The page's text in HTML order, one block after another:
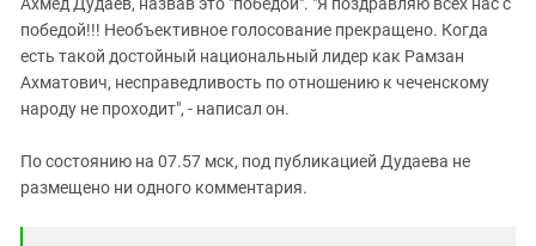
победой!!! Необъективное голосование прекращено. Когда
есть такой достойный национальный лидер как Рамзан
Ахматович, несправедливость по отношению к чеченскому
народу не проходит", - написал он.
По состоянию на 07.57 мск, под публикацией Дудаева не
размещено ни одного комментария.